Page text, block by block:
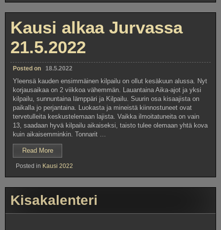
Kausi alkaa Jurvassa
21.5.2022
Posted on 18.5.2022
Yleensä kauden ensimmäinen kilpailu on ollut kesäkuun alussa. Nyt
korjausaikaa on 2 viikkoa vähemmän. Lauantaina Aika-ajot ja yksi
kilpailu, sunnuntaina lämppäri ja Kilpailu. Suurin osa kisaajista on
paikalla jo perjantaina. Luokasta ja mineistä kiinnostuneet ovat
tervetulleita keskustelemaan lajista. Vaikka ilmoitatuneita on vain
13, saadaan hyvä kilpailu aikaiseksi, taisto tulee olemaan yhtä kova
kuin aikaisemminkin. Tonnarit …
Read More”Kausi
alkaa
Jurvassa
21.5.2022”
Posted in Kausi 2022
Kisakalenteri